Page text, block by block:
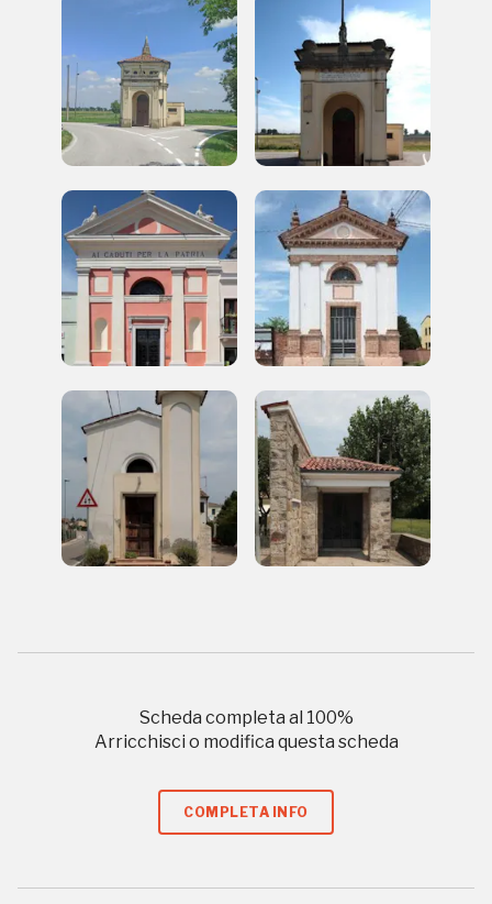
Scheda completa al 100%
Arricchisci o modifica questa scheda
COMPLETA INFO
Registrati alla newsletter
Accedi alle informazioni per te più interessanti,
organizzati
REGISTRATI
Regalati 365 giorni di arte e cultura nell'Italia
più bella, risparmiando.
ISCRIVITI AL FAI
Scopri tutte le opportunità riservate agli iscritti
nei Beni FAI tutto l'anno
Gratis Milano